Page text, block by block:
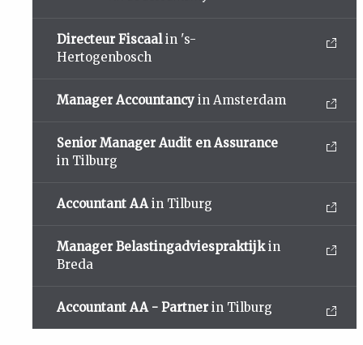
Directeur Fiscaalin 's-
Hertogenbosch
Manager Accountancy in Amsterdam
Senior Manager Audit en Assurance
in Tilburg
Accountant AA in Tilburg
Manager Belastingadviespraktijkin
Breda
Accountant AA - Partner in Tilburg